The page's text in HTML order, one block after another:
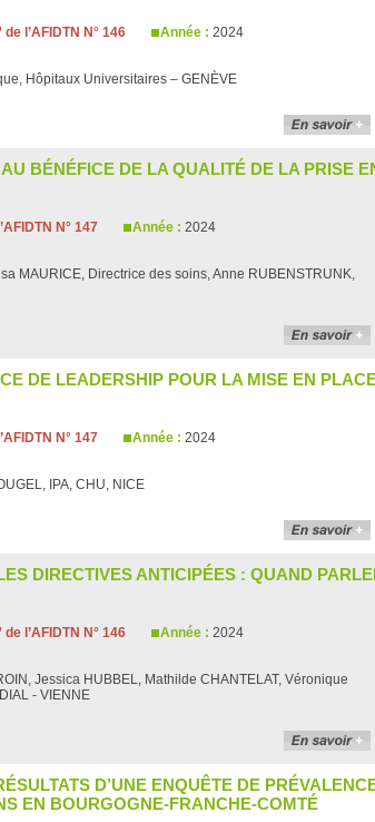
l’AFIDTN N° 146 Année : 2024
Hôpitaux Universitaires – GENÈVE
BÉNÉFICE DE LA QUALITÉ DE LA PRISE
N° 147 Année : 2024
MAURICE, Directrice des soins, Anne RUBENSTRUNK,
DE LEADERSHIP POUR LA MISE EN
N° 147 Année : 2024
IPA, CHU, NICE
DIRECTIVES ANTICIPÉES : QUAND
l’AFIDTN N° 146 Année : 2024
Jessica HUBBEL, Mathilde CHANTELAT, Véronique
- VIENNE
D’UNE ENQUÊTE DE
EN BOURGOGNE-FRANCHE-COMTÉ